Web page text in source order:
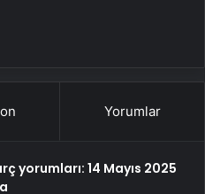
Yorumlar
yorumları: 14 Mayıs 2025